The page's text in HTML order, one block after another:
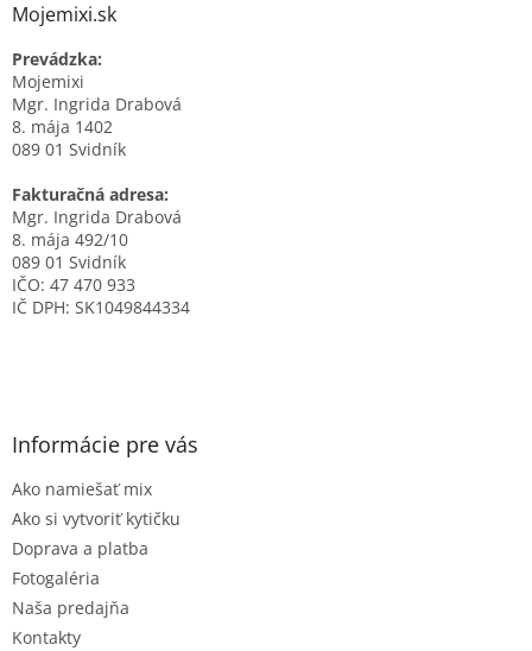
Mojemixi.sk
Prevádzka:
Mojemixi
Mgr. Ingrida Drabová
8. mája 1402
089 01 Svidník
Fakturačná adresa:
Mgr. Ingrida Drabová
8. mája 492/10
089 01 Svidník
IČO: 47 470 933
IČ DPH: SK1049844334
Informácie pre vás
Ako namiešať mix
Ako si vytvoriť kytičku
Doprava a platba
Fotogaléria
Naša predajňa
Kontakty